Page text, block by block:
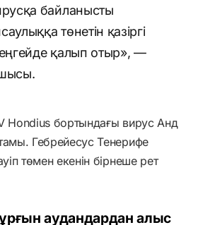
байланысты
төнетін қазіргі
қалып отыр», —
Hondius бортындағы вирус Анд
Гебрейесус Тенерифе
төмен екенін бірнеше рет
аудандардан алыс